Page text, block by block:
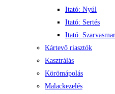
Itató: Nyúl
Itató: Sertés
Itató:
Kártevő riasztók
Kasztrálás
Körömápolás
Malackezelés